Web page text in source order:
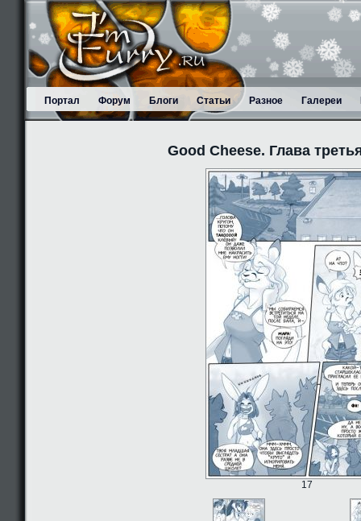
Портал Форум Блоги Статьи Разное Галереи
Good Cheese. Глава
17